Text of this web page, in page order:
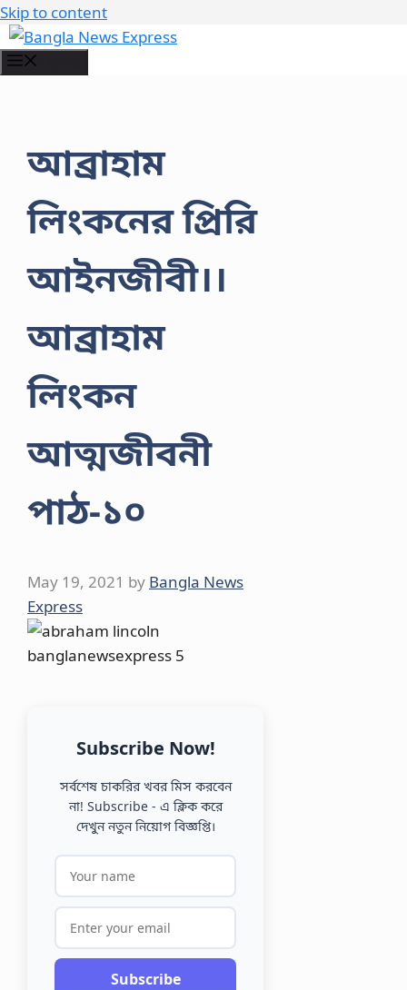
Skip to content
আব্রাহাম
লিংকনের প্রিরি
আইনজীবী।।
আব্রাহাম
লিংকন
আত্মজীবনী
পাঠ-১০
May 19, 2021 by Bangla News
Express
Subscribe Now!
সর্বশেষ চাকরির খবর মিস করবেন
না! Subscribe - এ ক্লিক করে
দেখুন নতুন নিয়োগ বিজ্ঞপ্তি।
Subscribe